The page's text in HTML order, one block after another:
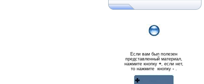
Если вам был полезен
представленный материал,
нажмите кнопку+, если нет,
то нажмите кнопку -.